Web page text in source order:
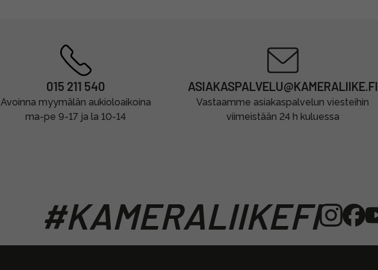
015 211 540
Avoinna myymälän aukioloaikoina
ma-pe 9-17 ja la 10-14
ASIAKASPALVELU@KAMERALIIKE.FI
Vastaamme asiakaspalvelun viesteihin
viimeistään 24 h kuluessa
#KAMERALIIKEFI